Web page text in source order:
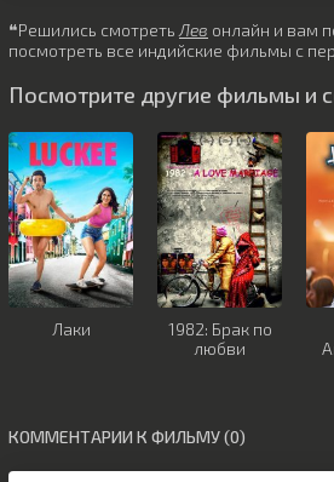
❝Решились смотреть Лев онлайн и вам
посмотреть все индийские фильмы с
Посмотрите другие фильмы и
Лаки
1982: Брак по
любви
КОММЕНТАРИИ К ФИЛЬМУ (0)